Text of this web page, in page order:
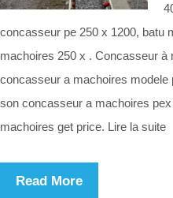
concasseur pe 250 x 1200, batu
machoires 250 x . Concasseur à
concasseur a machoires modele
son concasseur a machoires
machoires get price. Lire la suite
Read More